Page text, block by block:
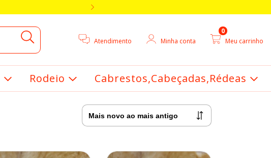
Atendimento Minha conta Meu carrinho
0
Rodeio Cabrestos,Cabeçadas,Rédeas